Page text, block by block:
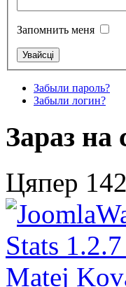
Запомнить меня
Забыли пароль?
Забыли логин?
Зараз на
Цяпер